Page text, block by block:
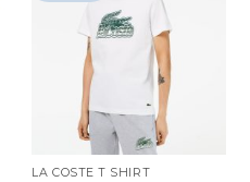
LA COSTE T SHIRT